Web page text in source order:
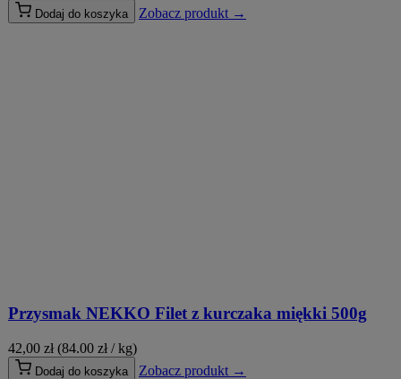
Dodaj do koszyka Zobacz produkt →
Przysmak NEKKO Filet z kurczaka miękki 500g
42,00 zł (84.00 zł / kg)
Dodaj do koszyka Zobacz produkt →